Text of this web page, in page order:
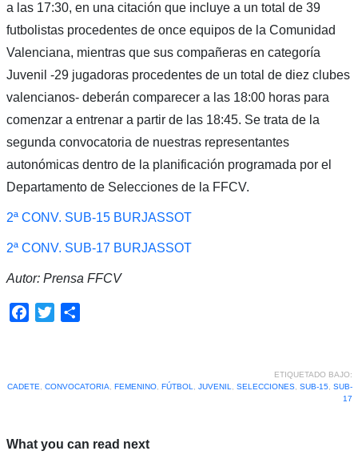
a las 17:30, en una citación que incluye a un total de 39
futbolistas procedentes de once equipos de la Comunidad
Valenciana, mientras que sus compañeras en categoría
Juvenil -29 jugadoras procedentes de un total de diez clubes
valencianos- deberán comparecer a las 18:00 horas para
comenzar a entrenar a partir de las 18:45. Se trata de la
segunda convocatoria de nuestras representantes
autonómicas dentro de la planificación programada por el
Departamento de Selecciones de la FFCV.
2ª CONV. SUB-15 BURJASSOT
2ª CONV. SUB-17 BURJASSOT
Autor: Prensa FFCV
Facebook
Twitter
ETIQUETADO BAJO:
CADETE, CONVOCATORIA, FEMENINO, FÚTBOL, JUVENIL, SELECCIONES, SUB-15, SUB-
17
What you can read next